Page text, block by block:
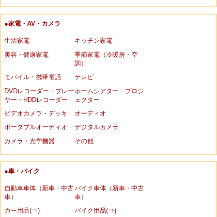
●家電・AV・カメラ
生活家電
キッチン家電
美容・健康家電
季節家電（冷暖房・空
調）
モバイル・携帯電話
テレビ
DVDレコーダー・プレー
ヤー・HDDレコーダー
ホームシアター・プロジ
ェクター
ビデオカメラ・デッキ
オーディオ
ポータブルオーディオ
デジタルカメラ
カメラ・光学機器
その他
●車・バイク
自動車車体（新車・中古
車）
バイク車体（新車・中古
車）
カー用品(⇒)
バイク用品(⇒)